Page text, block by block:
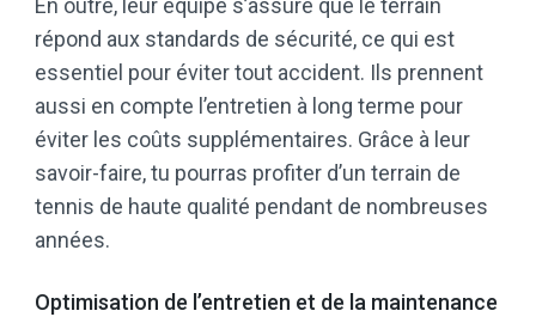
En outre, leur équipe s’assure que le terrain
répond aux standards de sécurité, ce qui est
essentiel pour éviter tout accident. Ils prennent
aussi en compte l’entretien à long terme pour
éviter les coûts supplémentaires. Grâce à leur
savoir-faire, tu pourras profiter d’un terrain de
tennis de haute qualité pendant de nombreuses
années.
Optimisation de l’entretien et de la maintenance